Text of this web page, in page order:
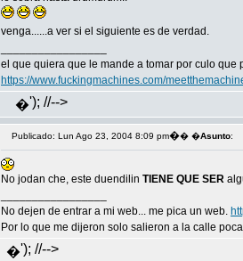
venga......a ver si el siguiente es de verdad.
el que quiera que le mande a tomar por culo que
https://www.fuckingmachines.com/
�'); //-->
Publicado: Lun Ago 23, 2004 8:09 pm�� �Asunto:
No jodan che, este duendilin TIENE QUE SER
No dejen de entrar a mi web... me pica un web.
Por lo que me dijeron solo salieron a la calle
�'); //-->